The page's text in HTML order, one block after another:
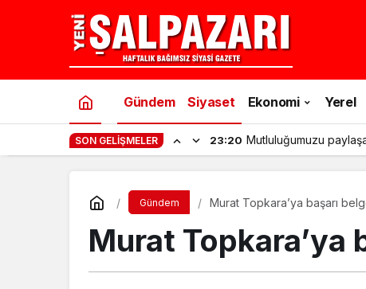
Gündem Siyaset Ekonomi Yerel
SON GELIŞMELER 23:20 Mutluluğumuzu
Gündem Murat Topkara’ya başarı
Murat Topkara’ya